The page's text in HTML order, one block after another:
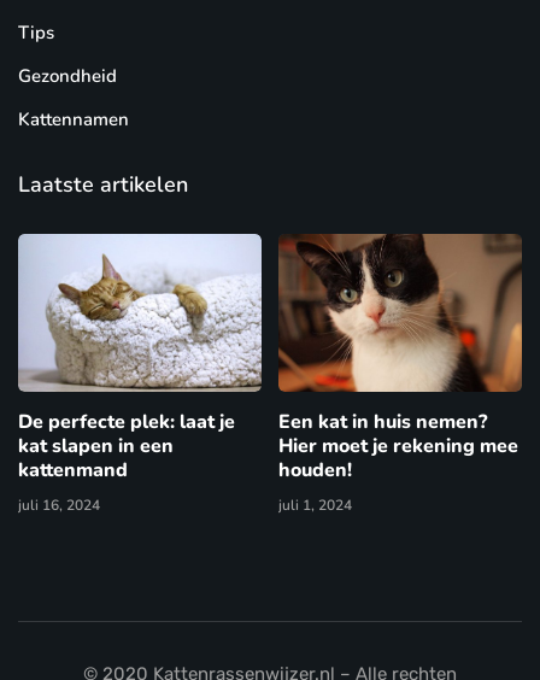
Tips
Gezondheid
Kattennamen
Laatste artikelen
De perfecte plek: laat je
kat slapen in een
kattenmand
juli 16, 2024
Een kat in huis nemen?
Hier moet je rekening mee
houden!
juli 1, 2024
© 2020 Kattenrassenwijzer.nl – Alle rechten